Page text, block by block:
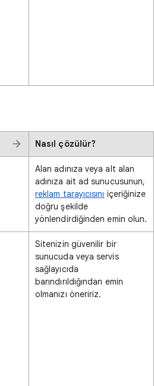
Nasıl çözülür?
Alan adınıza veya alt alan
adınıza ait ad sunucusunun,
reklam tarayıcısını içeriğinize
doğru şekilde
yönlendirdiğinden emin olun.
Sitenizin güvenilir bir
sunucuda veya servis
sağlayıcıda
barındırıldığından emin
olmanızı öneririz.